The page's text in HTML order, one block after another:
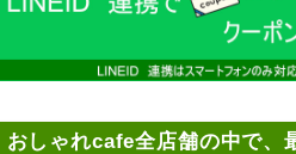
おしゃれcafe全店舗の中で、